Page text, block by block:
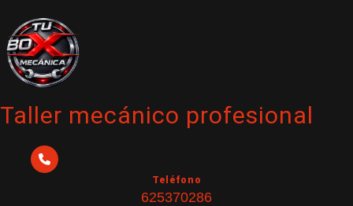
content
Taller mecánico profesional
Teléfono
625370286